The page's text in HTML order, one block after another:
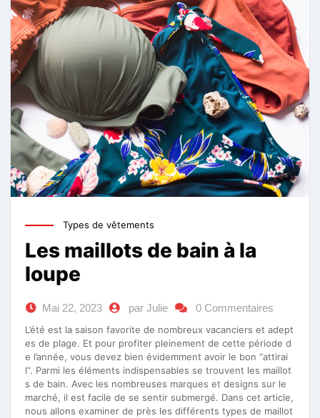
Types de vêtements
Les maillots de bain à la
loupe
Mai 22, 2023 par Julie 0 Commentaires
L’été est la saison favorite de nombreux vacanciers et adept
es de plage. Et pour profiter pleinement de cette période d
e l’année, vous devez bien évidemment avoir le bon “attirai
l”. Parmi les éléments indispensables se trouvent les maillot
s de bain. Avec les nombreuses marques et designs sur le
marché, il est facile de se sentir submergé. Dans cet article,
nous allons examiner de près les différents types de maillot